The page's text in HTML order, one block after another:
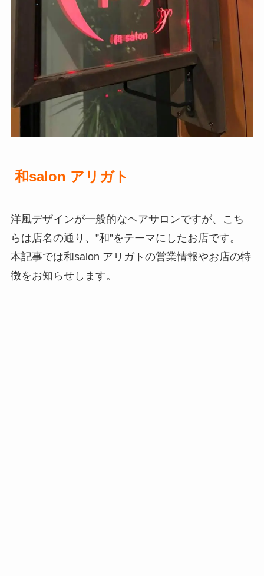
和salon アリガト
洋風デザインが一般的なヘアサロンですが、こち
らは店名の通り、”和”をテーマにしたお店です。
本記事では和salon アリガトの営業情報やお店の特
徴をお知らせします。